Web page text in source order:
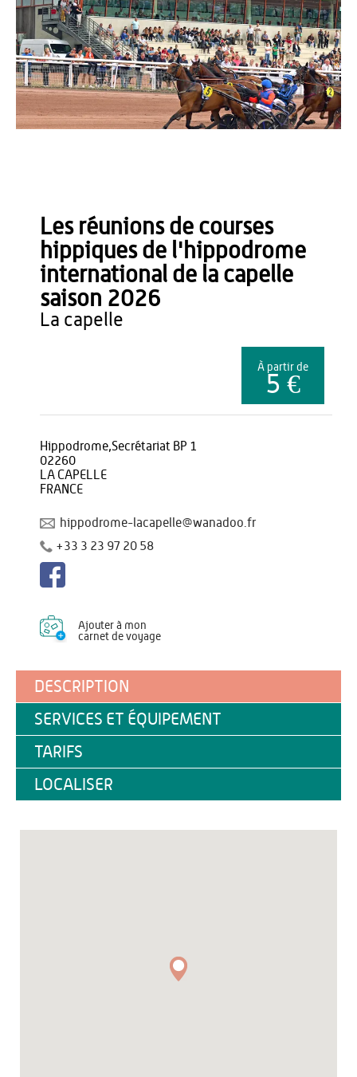
hippodrome de la capelle
Les réunions de courses
hippiques de l'hippodrome
international de la capelle
saison 2026
la capelle
À partir de
5 €
Hippodrome,Secrétariat BP 1
02260
LA CAPELLE
FRANCE
hippodrome-lacapelle@wanadoo.fr
+33 3 23 97 20 58
Ajouter à mon
carnet de voyage
DESCRIPTION
SERVICES ET ÉQUIPEMENT
TARIFS
LOCALISER